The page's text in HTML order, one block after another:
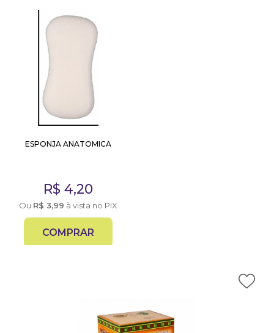
ESPONJA ANATOMICA
R$ 4,20
Ou R$ 3,99 à vista no PIX
COMPRAR